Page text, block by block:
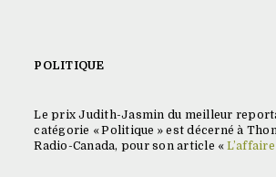
POLITIQUE
Le prix Judith-Jasmin du meilleur
catégorie « Politique » est décerné à
Radio-Canada, pour son article «